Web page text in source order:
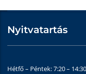
Nyitvatartás
Hétfő – Péntek: 7:20 – 14:30